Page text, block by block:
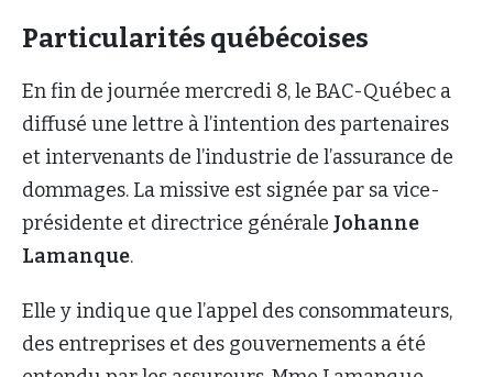
Particularités québécoises
En fin de journée mercredi 8, le BAC-Québec a
diffusé une lettre à l’intention des partenaires
et intervenants de l’industrie de l’assurance de
dommages. La missive est signée par sa vice-
présidente et directrice générale Johanne
Lamanque.
Elle y indique que l’appel des consommateurs,
des entreprises et des gouvernements a été